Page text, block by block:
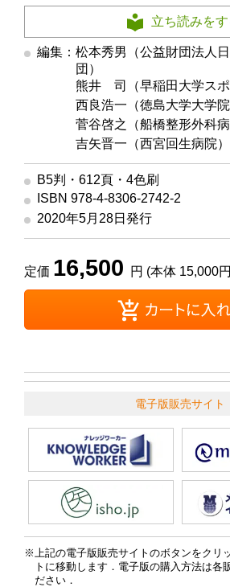
立ち読みをす
編集：松本秀男（公益財団法人
団）
熊井 司（早稲田大学スポ
西良浩一（徳島大学大学院
菅谷啓之（船橋整形外科病
吉矢晋一（西宮回生病院）
B5判・612頁・4色刷
ISBN 978-4-8306-2742-2
2020年5月28日発行
定価 16,500 円 (本体 15,000
電子版販売サイト
上記の電子版販売サイトのボタンをクリ
トに移動します．電子版の購入方法は各
ださい．